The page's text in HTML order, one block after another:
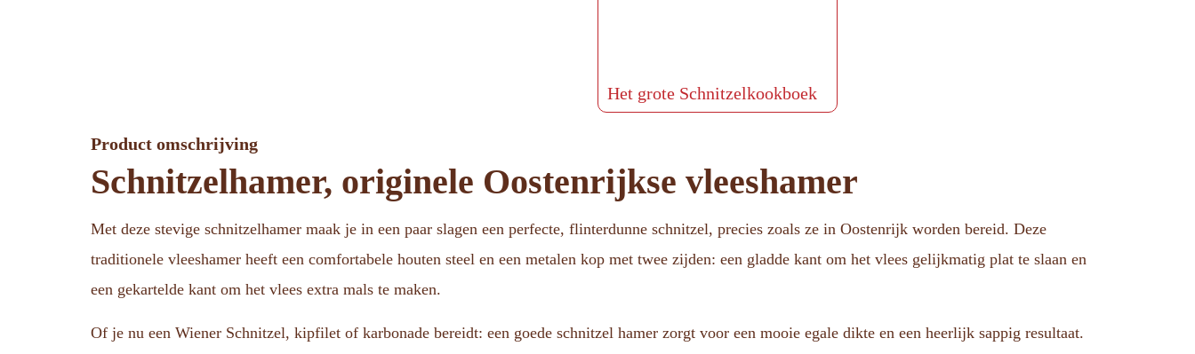
Het grote Schnitzelkookboek
Product omschrijving
Schnitzelhamer, originele Oostenrijkse vleeshamer
Met deze stevige schnitzelhamer maak je in een paar slagen een perfecte, flinterdunne schnitzel, precies zoals ze in Oostenrijk worden bereid. Deze
traditionele vleeshamer heeft een comfortabele houten steel en een metalen kop met twee zijden: een gladde kant om het vlees gelijkmatig plat te slaan en
een gekartelde kant om het vlees extra mals te maken.
Of je nu een Wiener Schnitzel, kipfilet of karbonade bereidt: een goede schnitzel hamer zorgt voor een mooie egale dikte en een heerlijk sappig resultaat.